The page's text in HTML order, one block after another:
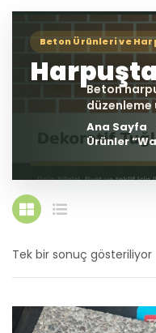
Ana Sayfa
Ürünler
Tek bir sonuç gösteriliyor